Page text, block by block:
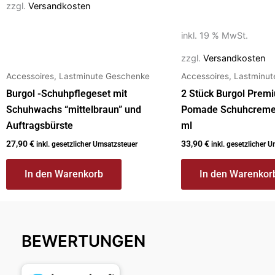
zzgl. Versandkosten
Accessoires, Lastminute Geschenke
Burgol -Schuhpflegeset mit
Schuhwachs “mittelbraun” und
Auftragsbürste
27,90€ inkl. gesetzlicher Umsatzsteuer
In den Warenkorb
inkl. 19 % MwSt.
zzgl. Versandkosten
Accessoires,
2 Stück Burgol
Pomade
ml
33,90€ inkl. gesetzlicher
In den
BEWERTUNGEN